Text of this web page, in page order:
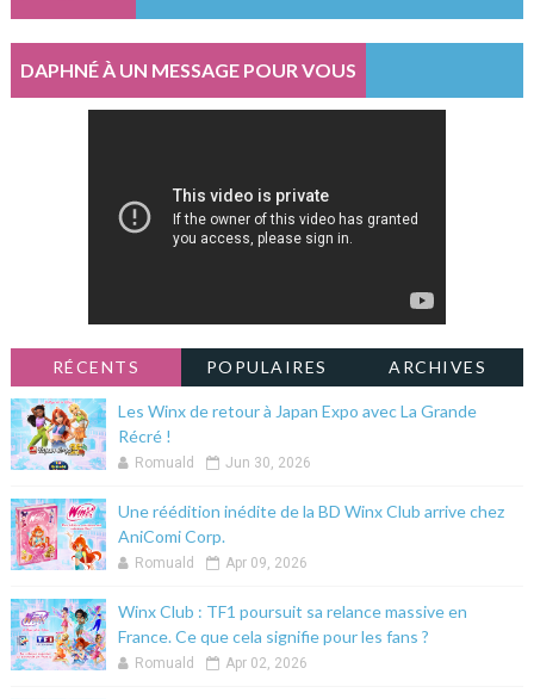
DAPHNÉ À UN MESSAGE POUR VOUS
RÉCENTS POPULAIRES ARCHIVES
Les Winx de retour à Japan Expo avec La Grande
Récré !
Romuald Jun 30, 2026
Une réédition inédite de la BD Winx Club arrive chez
AniComi Corp.
Romuald Apr 09, 2026
Winx Club : TF1 poursuit sa relance massive en
France. Ce que cela signifie pour les fans ?
Romuald Apr 02, 2026